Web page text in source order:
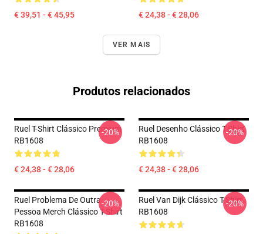
€ 39,51 - € 45,95 € 24,38 - € 28,06
VER MAIS
Produtos relacionados
Ruel T-Shirt Clássico Premium
RB1608
€ 24,38 - € 28,06
-20%
Ruel Desenho Clássico T-Shirt
RB1608
€ 24,38 - € 28,06
-20%
Ruel Problema De Outra
Pessoa Merch Clássico T-Shirt
RB1608
-20%
Ruel Van Dijk Clássico T-Shirt
RB1608
-20%